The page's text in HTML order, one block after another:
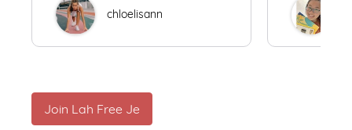
chloelisann
Join Lah Free Je